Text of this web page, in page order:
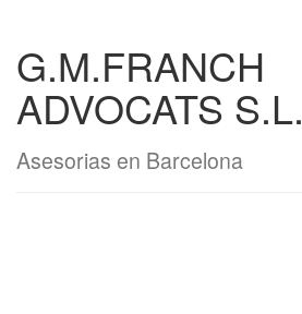
G.M.FRANCH
ADVOCATS S.L.
Asesorias en Barcelona